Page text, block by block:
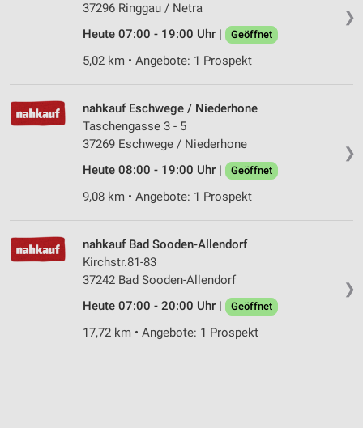
❯
37296 Ringgau / Netra
Heute 07:00 - 19:00 Uhr |
Geöffnet
5,02 km • Angebote: 1 Prospekt
❯
nahkauf Eschwege / Niederhone
Taschengasse 3 - 5
37269 Eschwege / Niederhone
Heute 08:00 - 19:00 Uhr |
Geöffnet
9,08 km • Angebote: 1 Prospekt
❯
nahkauf Bad Sooden-Allendorf
Kirchstr.81-83
37242 Bad Sooden-Allendorf
Heute 07:00 - 20:00 Uhr |
Geöffnet
17,72 km • Angebote: 1 Prospekt
Nicht-IAB-Verarbeitungszwecke:
Werbung